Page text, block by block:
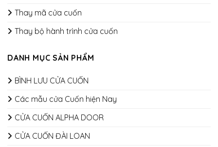
Thay mã cửa cuốn
Thay bộ hành trình cửa cuốn
DANH MỤC SẢN PHẨM
BÌNH LƯU CỬA CUỐN
Các mẫu cửa Cuốn hiện Nay
CỬA CUỐN ALPHA DOOR
CỬA CUỐN ĐÀI LOAN